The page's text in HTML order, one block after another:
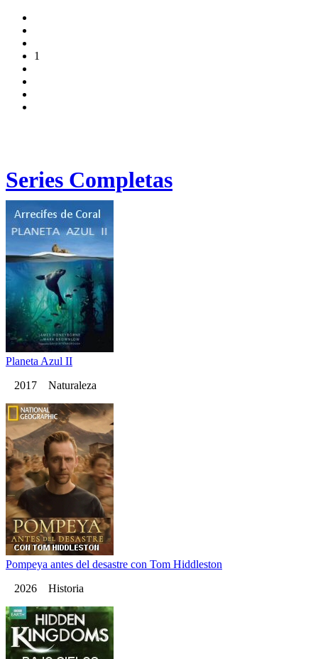
1
Series Completas
Planeta Azul II
2017 Naturaleza
Pompeya antes del desastre con Tom Hiddleston
2026 Historia